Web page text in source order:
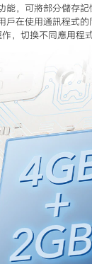
能，可將部分儲存
戶在使用通訊程式
，切換不同應用程